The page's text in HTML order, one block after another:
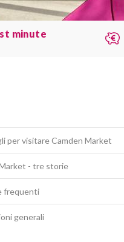
minute
per visitare Camden Market
- tre storie
frequenti
generali